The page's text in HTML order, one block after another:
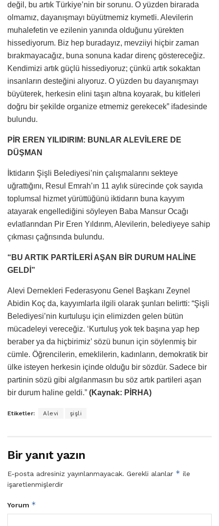
değil, bu artık Türkiye’nin bir sorunu. O yüzden birarada
olmamız, dayanışmayı büyütmemiz kıymetli. Alevilerin
muhalefetin ve ezilenin yanında olduğunu yürekten
hissediyorum. Biz hep buradayız, mevziiyi hiçbir zaman
bırakmayacağız, buna sonuna kadar direnç göstereceğiz.
Kendimizi artık güçlü hissediyoruz; çünkü artık sokaktan
insanların desteğini alıyoruz. O yüzden bu dayanışmayı
büyüterek, herkesin elini taşın altına koyarak, bu kitleleri
doğru bir şekilde organize etmemiz gerekecek” ifadesinde
bulundu.
PİR EREN YILIDIRIM: BUNLAR ALEVİLERE DE
DÜŞMAN
İktidarın Şişli Belediyesi’nin çalışmalarını sekteye
uğrattığını, Resul Emrah’ın 11 aylık sürecinde çok sayıda
toplumsal hizmet yürüttüğünü iktidarın buna kayyım
atayarak engellediğini söyleyen Baba Mansur Ocağı
evlatlarından Pir Eren Yıldırım, Alevilerin, belediyeye sahip
çıkması çağrısında bulundu.
“BU ARTIK PARTİLERİ AŞAN BİR DURUM HALİNE
GELDİ”
Alevi Dernekleri Federasyonu Genel Başkanı Zeynel
Abidin Koç da, kayyımlarla ilgili olarak şunları belirtti: “Şişli
Belediyesi’nin kurtuluşu için elimizden gelen bütün
mücadeleyi vereceğiz. ‘Kurtuluş yok tek başına yap hep
beraber ya da hiçbirimiz’ sözü bunun için söylenmiş bir
cümle. Öğrencilerin, emeklilerin, kadınların, demokratik bir
ülke isteyen herkesin içinde olduğu bir sözdür. Sadece bir
partinin sözü gibi algılanmasın bu söz artık partileri aşan
bir durum haline geldi.” (Kaynak: PİRHA)
Etiketler: Alevi şişli
Bir yanıt yazın
E-posta adresiniz yayınlanmayacak. Gerekli alanlar * ile
işaretlenmişlerdir
Yorum *